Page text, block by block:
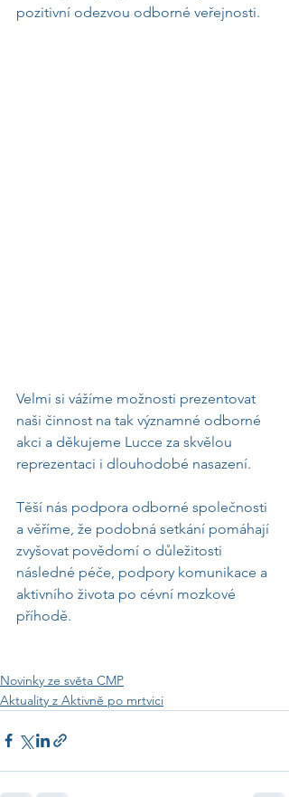
pozitivní odezvou odborné veřejnosti.
Velmi si vážíme možnosti prezentovat
naši činnost na tak významné odborné
akci a děkujeme Lucce za skvělou
reprezentaci i dlouhodobé nasazení.
Těší nás podpora odborné společnosti
a věříme, že podobná setkání pomáhají
zvyšovat povědomí o důležitosti
následné péče, podpory komunikace a
aktivního života po cévní mozkové
příhodě.
Novinky ze světa CMP
Aktuality z Aktivně po mrtvici